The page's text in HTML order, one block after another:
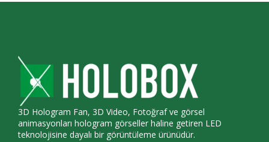
3D Hologram Fan, 3D Video, Fotoğraf ve görsel
animasyonları hologram görseller haline getiren LED
teknolojisine dayalı bir görüntüleme ürünüdür.